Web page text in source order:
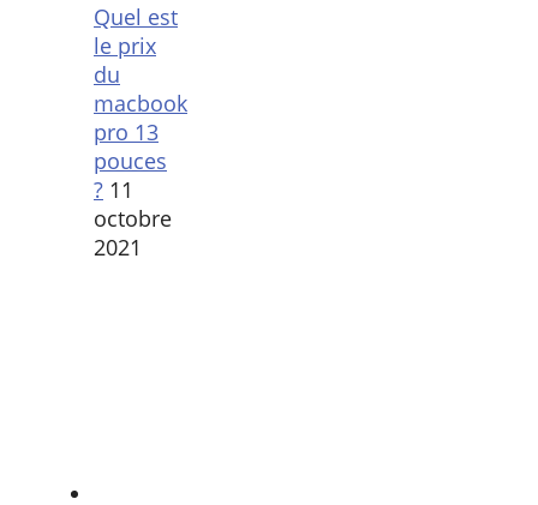
Quel est
le prix
du
macbook
pro 13
pouces
? 11
octobre
2021